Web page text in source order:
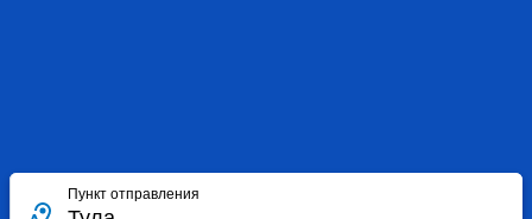
Пункт отправления